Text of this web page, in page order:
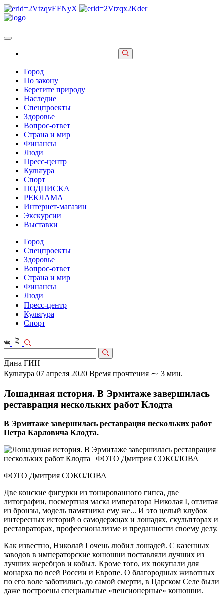
Город
По закону
Берегите природу
Наследие
Спецпроекты
Здоровье
Вопрос-ответ
Страна и мир
Финансы
Люди
Пресс-центр
Культура
Спорт
ПОДПИСКА
РЕКЛАМА
Интернет-магазин
Экскурсии
Выставки
Город
Спецпроекты
Здоровье
Вопрос-ответ
Страна и мир
Финансы
Люди
Пресс-центр
Культура
Спорт
Дина ГИН
Культура 07 апреля 2020 Время прочтения ⁓ 3 мин.
Лошадиная история. В Эрмитаже завершилась
реставрация нескольких работ Клодта
В Эрмитаже завершилась реставрация нескольких работ
Петра Карловича Клодта.
ФОТО Дмитрия СОКОЛОВА
Две конские фигурки из тонированного гипса, две
литографии, посмертная маска императора Николая I, отлитая
из бронзы, модель памятника ему же... И это целый клубок
интересных историй о самодержцах и лошадях, скульпторах и
реставраторах, профессионализме и преданности своему делу.
Как известно, Николай I очень любил лошадей. С казенных
заводов в императорские конюшни поставляли лучших из
лучших жеребцов и кобыл. Кроме того, их покупали для
монарха по всей России и Европе. О благородных животных
по его воле заботились до самой смерти, в Царском Селе были
даже построены специальные «пенсионерные» конюшни.